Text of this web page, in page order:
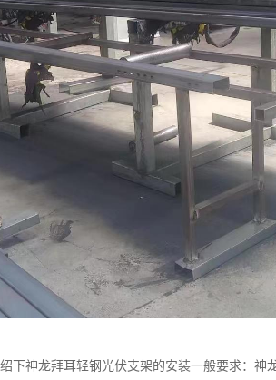
下神龙拜耳轻钢光伏支架的安装一般要求：神